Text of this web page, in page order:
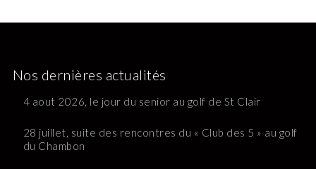
Nos dernières actualités
4 aout 2026, le jour du senior au golf de St Clair
28 juillet, suite des rencontres du « Club des 5 » au golf
du Chambon